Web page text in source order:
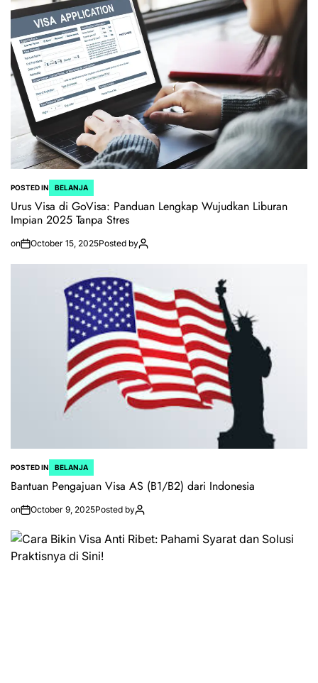
POSTED IN BELANJA
Urus Visa di GoVisa: Panduan Lengkap Wujudkan Liburan
Impian 2025 Tanpa Stres
on October 15, 2025Posted by
POSTED IN BELANJA
Bantuan Pengajuan Visa AS (B1/B2) dari Indonesia
on October 9, 2025Posted by